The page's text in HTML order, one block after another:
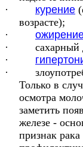
· курение
возрасте);
·
· сахарный
·
·
Только в
осмотра
заметить
железе -
признак